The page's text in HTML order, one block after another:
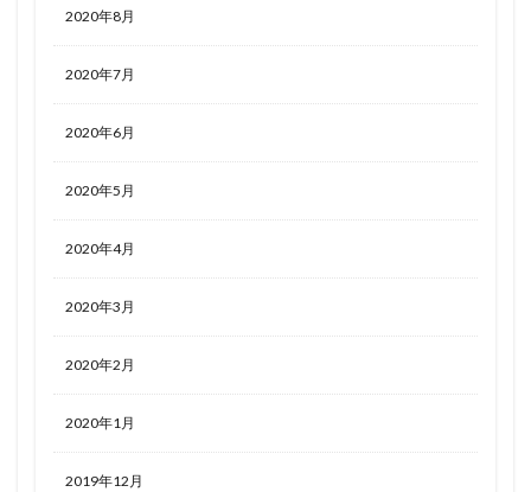
2020年8月
2020年7月
2020年6月
2020年5月
2020年4月
2020年3月
2020年2月
2020年1月
2019年12月